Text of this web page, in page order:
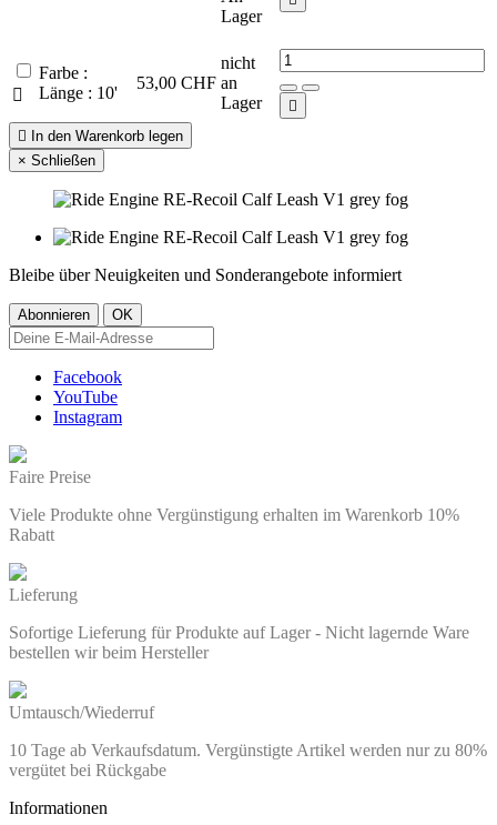
Lager

Farbe :
Länge : 10'
53,00 CHF
nicht
an
Lager


In den Warenkorb legen
× Schließen
Bleibe über Neuigkeiten und Sonderangebote informiert
Facebook
YouTube
Instagram
Faire Preise
Viele Produkte ohne Vergünstigung erhalten im Warenkorb 10%
Rabatt
Lieferung
Sofortige Lieferung für Produkte auf Lager - Nicht lagernde Ware
bestellen wir beim Hersteller
Umtausch/Wiederruf
10 Tage ab Verkaufsdatum. Vergünstigte Artikel werden nur zu 80%
vergütet bei Rückgabe
Informationen